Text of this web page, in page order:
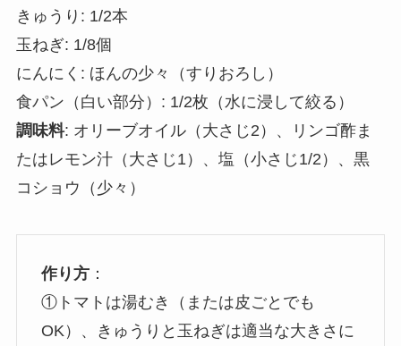
きゅうり: 1/2本
玉ねぎ: 1/8個
にんにく: ほんの少々（すりおろし）
食パン（白い部分）: 1/2枚（水に浸して絞る）
調味料: オリーブオイル（大さじ2）、リンゴ酢ま
たはレモン汁（大さじ1）、塩（小さじ1/2）、黒
コショウ（少々）
作り方：
①トマトは湯むき（または皮ごとでも
OK）、きゅうりと玉ねぎは適当な大きさに